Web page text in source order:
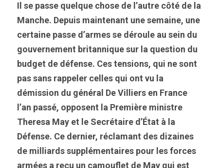
Il se passe quelque chose de l’autre côté de la
Manche. Depuis maintenant une semaine, une
certaine passe d’armes se déroule au sein du
gouvernement britannique sur la question du
budget de défense. Ces tensions, qui ne sont
pas sans rappeler celles qui ont vu la
démission du général De Villiers en France
l’an passé, opposent la Première ministre
Theresa May et le Secrétaire d’État à la
Défense. Ce dernier, réclamant des dizaines
de milliards supplémentaires pour les forces
armées a reçu un camouflet de May qui est